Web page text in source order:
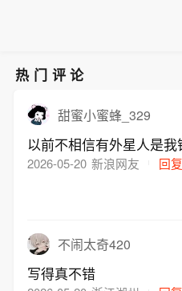
热门评论
甜蜜小蜜蜂_329
以前不相信有外星人是
2026-05-20 新浪网友 回
不闹太奇420
写得真不错